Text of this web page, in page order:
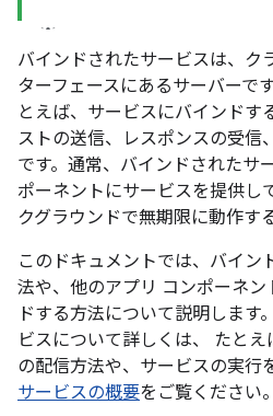
バインドされたサービスは、ク
ターフェースにあるサーバーで
とえば、サービスにバインドす
ストの送信、レスポンスの受信
です。通常、バインドされたサ
ポーネントにサービスを提供し
クグラウンドで無期限に動作す
このドキュメントでは、バイン
法や、他のアプリ コンポーネ
ドする方法について説明します
ビスについて詳しくは、 たと
の配信方法や、サービスの実行
サービスの概要をご覧ください。